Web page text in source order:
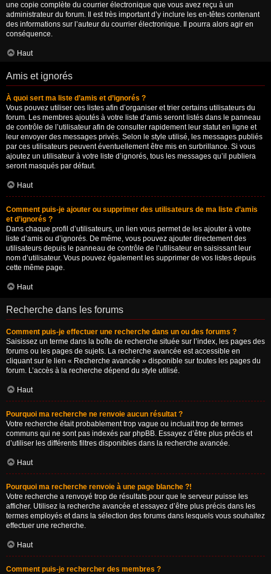
une copie complète du courrier électronique que vous avez reçu à un
administrateur du forum. Il est très important d’y inclure les en-têtes contenant
des informations sur l’auteur du courrier électronique. Il pourra alors agir en
conséquence.
Haut
Amis et ignorés
À quoi sert ma liste d’amis et d’ignorés ?
Vous pouvez utiliser ces listes afin d’organiser et trier certains utilisateurs du
forum. Les membres ajoutés à votre liste d’amis seront listés dans le panneau
de contrôle de l’utilisateur afin de consulter rapidement leur statut en ligne et
leur envoyer des messages privés. Selon le style utilisé, les messages publiés
par ces utilisateurs peuvent éventuellement être mis en surbrillance. Si vous
ajoutez un utilisateur à votre liste d’ignorés, tous les messages qu’il publiera
seront masqués par défaut.
Haut
Comment puis-je ajouter ou supprimer des utilisateurs de ma liste d’amis
et d’ignorés ?
Dans chaque profil d’utilisateurs, un lien vous permet de les ajouter à votre
liste d’amis ou d’ignorés. De même, vous pouvez ajouter directement des
utilisateurs depuis le panneau de contrôle de l’utilisateur en saisissant leur
nom d’utilisateur. Vous pouvez également les supprimer de vos listes depuis
cette même page.
Haut
Recherche dans les forums
Comment puis-je effectuer une recherche dans un ou des forums ?
Saisissez un terme dans la boîte de recherche située sur l’index, les pages des
forums ou les pages de sujets. La recherche avancée est accessible en
cliquant sur le lien « Recherche avancée » disponible sur toutes les pages du
forum. L’accès à la recherche dépend du style utilisé.
Haut
Pourquoi ma recherche ne renvoie aucun résultat ?
Votre recherche était probablement trop vague ou incluait trop de termes
communs qui ne sont pas indexés par phpBB. Essayez d’être plus précis et
d’utiliser les différents filtres disponibles dans la recherche avancée.
Haut
Pourquoi ma recherche renvoie à une page blanche ?!
Votre recherche a renvoyé trop de résultats pour que le serveur puisse les
afficher. Utilisez la recherche avancée et essayez d’être plus précis dans les
termes employés et dans la sélection des forums dans lesquels vous souhaitez
effectuer une recherche.
Haut
Comment puis-je rechercher des membres ?